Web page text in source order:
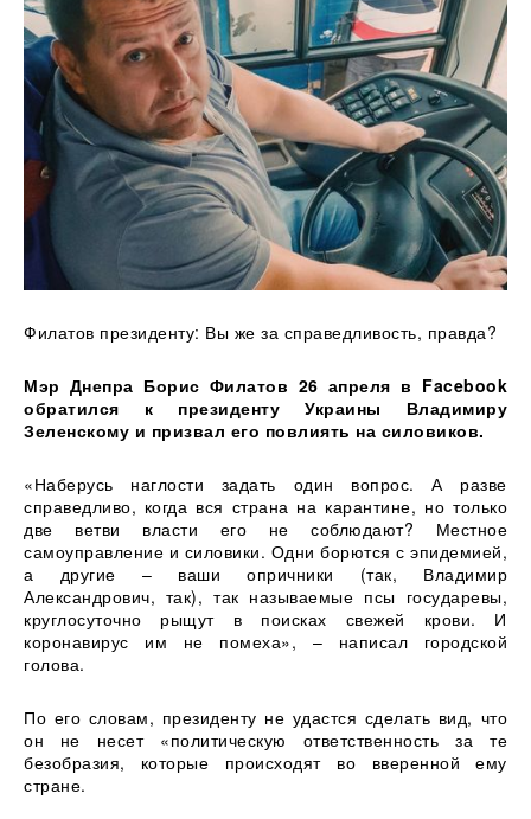
Филатов президенту: Вы же за справедливость, правда?
Мэр Днепра Борис Филатов 26 апреля в Facebook
обратился к президенту Украины Владимиру
Зеленскому и призвал его повлиять на силовиков.
«Наберусь наглости задать один вопрос. А разве
справедливо, когда вся страна на карантине, но только
две ветви власти его не соблюдают? Местное
самоуправление и силовики. Одни борются с эпидемией,
а другие – ваши опричники (так, Владимир
Александрович, так), так называемые псы государевы,
круглосуточно рыщут в поисках свежей крови. И
коронавирус им не помеха», – написал городской
голова.
По его словам, президенту не удастся сделать вид, что
он не несет «политическую ответственность за те
безобразия, которые происходят во вверенной ему
стране.